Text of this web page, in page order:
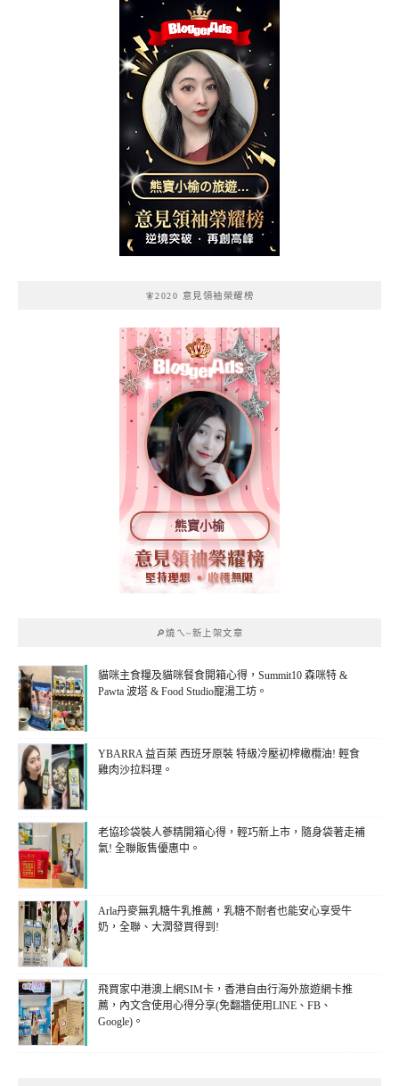
熊寶小榆の旅遊日
記
🧚2020 意見領袖榮耀榜
熊寶小榆
🔎燒ㄟ~新上架文章
貓咪主食糧及貓咪餐食開箱心得，Summit10 森咪特 &
Pawta 波塔 & Food Studio寵湯工坊。
YBARRA 益百萊 西班牙原裝 特級冷壓初榨橄欖油! 輕食
雞肉沙拉料理。
老協珍袋裝人蔘精開箱心得，輕巧新上市，隨身袋著走補
氣! 全聯販售優惠中。
Arla丹麥無乳糖牛乳推薦，乳糖不耐者也能安心享受牛
奶，全聯、大潤發買得到!
飛買家中港澳上網SIM卡，香港自由行海外旅遊網卡推
薦，內文含使用心得分享(免翻牆使用LINE、FB、
Google)。